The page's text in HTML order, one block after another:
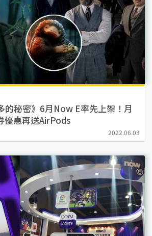
的秘密》6月Now E率先上架！月
優惠再送AirPods
2022.06.03